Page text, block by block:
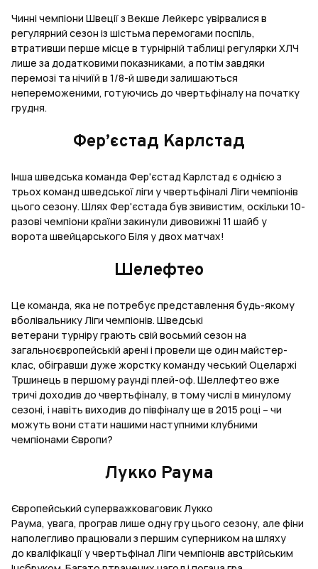
Чинні чемпіони Швеції з Векше Лейкерс увірвалися в
регулярний сезон із шістьма перемогами поспіль,
втративши перше місце в турнірній таблиці регулярки ХЛЧ
лише за додатковими показниками, а потім завдяки
перемозі та нічиїй в 1/8-й шведи залишаються
непереможеними, готуючись до чвертьфіналу на початку
грудня.
Фер’єстад Карлстад
Інша шведська команда Фер'єстад Карлстад є однією з
трьох команд шведської ліги у чвертьфіналі Ліги чемпіонів
цього сезону. Шлях Фер'єстада був звивистим, оскільки 10-
разові чемпіони країни закинули дивовижні 11 шайб у
ворота швейцарського Біля у двох матчах!
Шелефтео
Це команда, яка не потребує представлення будь-якому
вболівальнику Ліги чемпіонів. Шведські
ветерани турніру грають свій восьмий сезон на
загальноєвропейській арені і провели ще один майстер-
клас, обігравши дуже жорстку команду чеський Оцеларжі
Тршинець в першому раунді плей-оф. Шеллефтео вже
тричі доходив до чвертьфіналу, в тому числі в минулому
сезоні, і навіть виходив до півфіналу ще в 2015 році – чи
можуть вони стати нашими наступними клубними
чемпіонами Європи?
Лукко Раума
Європейський суперважковаговик Лукко
Раума, увага, програв лише одну гру цього сезону, але фіни
наполегливо працювали з першим суперником на шляху
до кваліфікації у чвертьфінал Ліги чемпіонів австрійським